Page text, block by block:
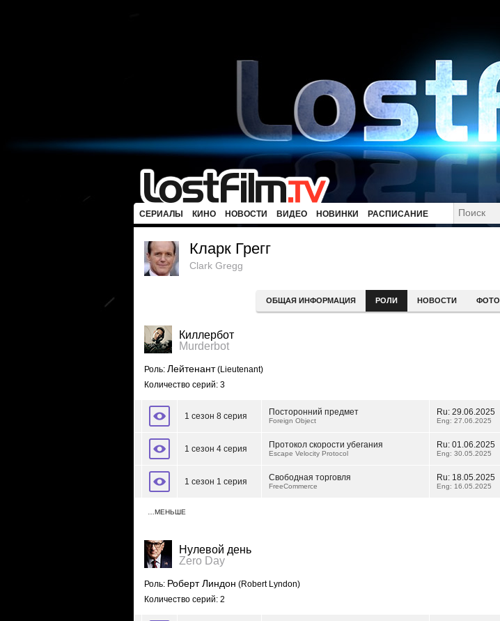
СЕРИАЛЫ КИНО НОВОСТИ ВИДЕО НОВИНКИ РАСПИСАНИЕ
Кларк Грегг
Clark Gregg
ОБЩАЯ ИНФОРМАЦИЯ РОЛИ НОВОСТИ ФОТО
Киллербот
Murderbot
Роль: Лейтенант(Lieutenant)
Количество серий: 3
1 сезон 8 серия Посторонний предмет
Foreign Object
Ru: 29.06.2025
Eng: 27.06.2025
1 сезон 4 серия Протокол скорости убегания
Escape Velocity Protocol
Ru: 01.06.2025
Eng: 30.05.2025
1 сезон 1 серия Свободная торговля
FreeCommerce
Ru: 18.05.2025
Eng: 16.05.2025
…МЕНЬШЕ
Нулевой день
Zero Day
Роль: Роберт Линдон (Robert Lyndon)
Количество серий: 2